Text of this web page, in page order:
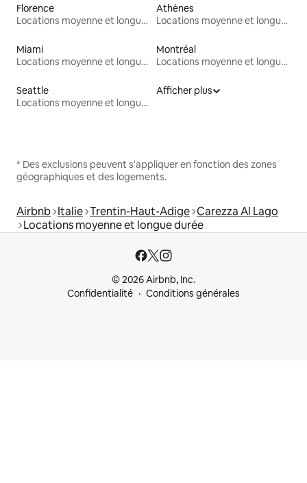
Florence
Locations moyenne et longue durée
Athènes
Locations moyenne et longue durée
Miami
Locations moyenne et longue durée
Montréal
Locations moyenne et longue durée
Seattle
Locations moyenne et longue durée
Afficher plus
* Des exclusions peuvent s'appliquer en fonction des zones
géographiques et des logements.
Airbnb Italie Trentin-Haut-Adige Carezza Al Lago
Locations moyenne et longue durée
© 2026 Airbnb, Inc.
Confidentialité
Conditions générales